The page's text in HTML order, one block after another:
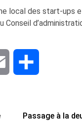
local des start-ups
Email
Passage à la